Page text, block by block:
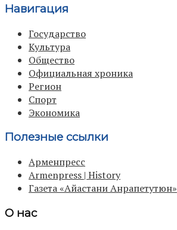
Навигация
Государство
Культура
Общество
Официальная хроника
Регион
Спорт
Экономика
Полезные ссылки
Арменпресс
Armenpress | History
Газета «Айастани Анрапетутюн»
О нас